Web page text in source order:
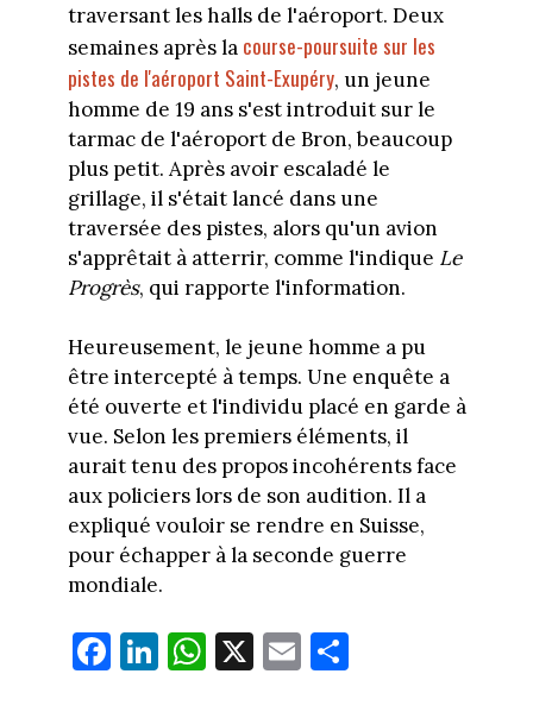
traversant les halls de l'aéroport. Deux
semaines après la course-poursuite sur les
pistes de l'aéroport Saint-Exupéry, un jeune
homme de 19 ans s'est introduit sur le
tarmac de l'aéroport de Bron, beaucoup
plus petit. Après avoir escaladé le
grillage, il s'était lancé dans une
traversée des pistes, alors qu'un avion
s'apprêtait à atterrir, comme l'indique Le
Progrès, qui rapporte l'information.
Heureusement, le jeune homme a pu
être intercepté à temps. Une enquête a
été ouverte et l'individu placé en garde à
vue. Selon les premiers éléments, il
aurait tenu des propos incohérents face
aux policiers lors de son audition. Il a
expliqué vouloir se rendre en Suisse,
pour échapper à la seconde guerre
mondiale.
Fa
ce
Li
nk
W
ha
X E
m
Pa
rt